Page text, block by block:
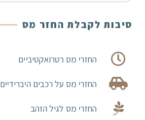
סיבות לקבלת החזר מס
החזרי מס רטרואקטיביים
החזרי מס על רכבים היברידיים
החזרי מס לגיל הזהב